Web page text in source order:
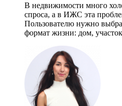
В недвижимости много
спроса, а в ИЖС эта
Пользователю нужно
формат жизни: дом,